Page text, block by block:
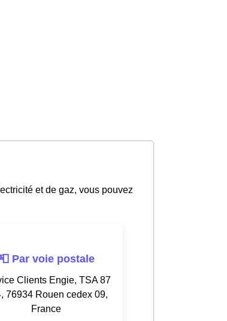
et de gaz, vous pouvez
Par voie postale
Clients Engie, TSA 87
76934 Rouen cedex 09,
France